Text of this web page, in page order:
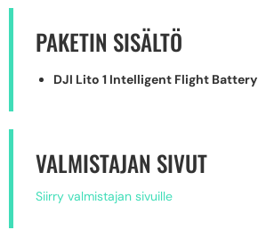
PAKETIN SISÄLTÖ
DJI Lito 1 Intelligent Flight Battery
VALMISTAJAN SIVUT
Siirry valmistajan sivuille